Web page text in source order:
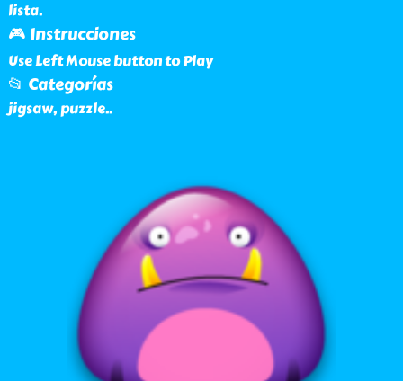
lista.
🎮 Instrucciones
Use Left Mouse button to Play
📂 Categorías
jigsaw, puzzle..